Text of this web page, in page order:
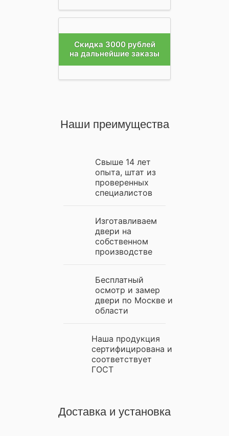
Скидка 3000 рублей
на дальнейшие заказы
Наши преимущества
Свыше 14 лет
опыта, штат из
проверенных
специалистов
Изготавливаем
двери на
собственном
производстве
Бесплатный
осмотр и замер
двери по Москве и
области
Наша продукция
сертифицирована и
соответствует
ГОСТ
Доставка и установка